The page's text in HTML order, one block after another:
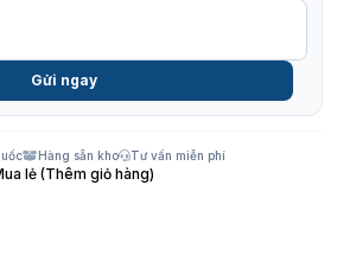
Gửi ngay
Hàng sẵn kho Tư vấn miễn phí
lẻ (Thêm giỏ hàng)